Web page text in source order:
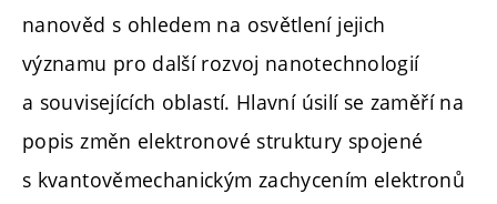
nanověd s ohledem na osvětlení jejich
významu pro další rozvoj nanotechnologií
a souvisejících oblastí. Hlavní úsilí se zaměří na
popis změn elektronové struktury spojené
s kvantověmechanickým zachycením elektronů